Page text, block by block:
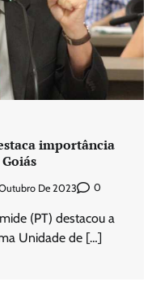
importância
De 2023 0
(PT) destacou a
Unidade de […]